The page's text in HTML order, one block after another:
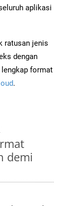
aplikasi
ratusan jenis
dengan
format
.
demi